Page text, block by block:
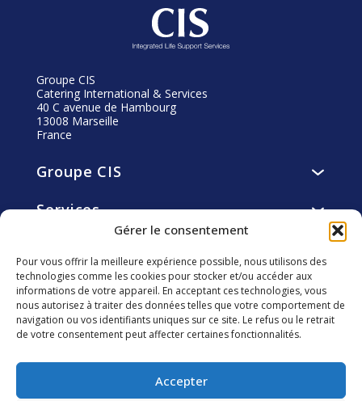
Gérer le consentement
Pour vous offrir la meilleure expérience possible, nous utilisons des
technologies comme les cookies pour stocker et/ou accéder aux
informations de votre appareil. En acceptant ces technologies, vous
nous autorisez à traiter des données telles que votre comportement de
navigation ou vos identifiants uniques sur ce site. Le refus ou le retrait
de votre consentement peut affecter certaines fonctionnalités.
Accepter
Groupe CIS
Catering International & Services
40 C avenue de Hambourg
13008 Marseille
France
Groupe CIS
Vision, mission, valeurs
Gouvernance
Éthique
Fondation CIS
Développement Durable
Services
Services de restauration
Services de facility et utility management
smart4you solutions innovantes
Résidents
Collaborateurs
Clients
Communautés locales
Carrière
Pourquoi nous rejoindre ?
Découvrir les métiers de CIS
Investisseurs
Agenda Financier
Assemblée générale
Informations réglementées
Suivez-nous